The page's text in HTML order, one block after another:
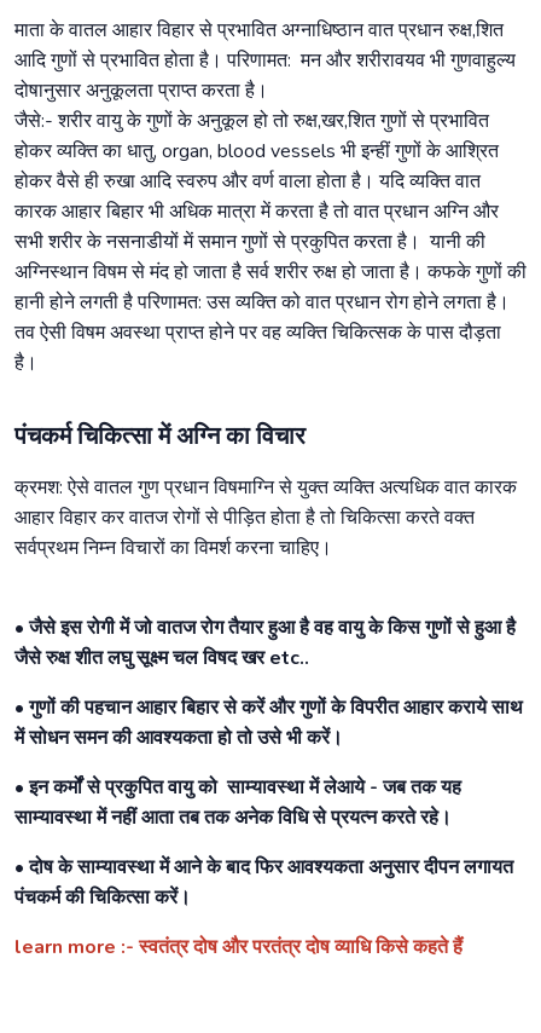
माता के वातल आहार विहार से प्रभावित अग्नाधिष्ठान वात प्रधान रुक्ष,शित
आदि गुणों से प्रभावित होता है। परिणामत: मन और शरीरावयव भी गुणवाहुल्य
दोषानुसार अनुकूलता प्राप्त करता है।
जैसे:- शरीर वायु के गुणों के अनुकूल हो तो रुक्ष,खर,शित गुणों से प्रभावित
होकर व्यक्ति का धातु, organ, blood vessels भी इन्हीं गुणों के आश्रित
होकर वैसे ही रुखा आदि स्वरुप और वर्ण वाला होता है। यदि व्यक्ति वात
कारक आहार बिहार भी अधिक मात्रा में करता है तो वात प्रधान अग्नि और
सभी शरीर के नसनाडीयों में समान गुणों से प्रकुपित करता है। यानी की
अग्निस्थान विषम से मंद हो जाता है सर्व शरीर रुक्ष हो जाता है। कफके गुणों की
हानी होने लगती है परिणामत: उस व्यक्ति को वात प्रधान रोग होने लगता है।
तव ऐसी विषम अवस्था प्राप्त होने पर वह व्यक्ति चिकित्सक के पास दौड़ता
है।
पंचकर्म चिकित्सा में अग्नि का विचार
क्रमश: ऐसे वातल गुण प्रधान विषमाग्नि से युक्त व्यक्ति अत्यधिक वात कारक
आहार विहार कर वातज रोगों से पीड़ित होता है तो चिकित्सा करते वक्त
सर्वप्रथम निम्न विचारों का विमर्श करना चाहिए।
• जैसे इस रोगी में जो वातज रोग तैयार हुआ है वह वायु के किस गुणों से हुआ है
जैसे रुक्ष शीत लघु सूक्ष्म चल विषद खर etc..
• गुणों की पहचान आहार बिहार से करें और गुणों के विपरीत आहार कराये साथ
में सोधन समन की आवश्यकता हो तो उसे भी करें।
• इन कर्मों से प्रकुपित वायु को साम्यावस्था में लेआये - जब तक यह
साम्यावस्था में नहीं आता तब तक अनेक विधि से प्रयत्न करते रहे।
• दोष के साम्यावस्था में आने के बाद फिर आवश्यकता अनुसार दीपन लगायत
पंचकर्म की चिकित्सा करें।
learn more :- स्वतंत्र दोष और परतंत्र दोष व्याधि किसे कहते हैं